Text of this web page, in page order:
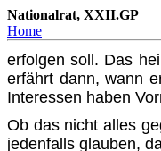
Nationalrat, XXII.GP
Home
erfolgen soll. Das
erfährt dann, wann
Interessen ha­ben
Ob das nicht alles
jedenfalls glauben,